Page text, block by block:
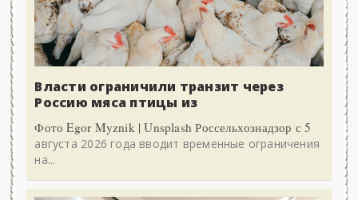
Власти ограничили транзит через
Россию мяса птицы из
Фото Egor Myznik | Unsplash Россельхознадзор с 5
августа 2026 года вводит временные ограничения
на...